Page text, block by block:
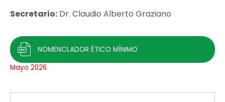
Secretario: Dr. Claudio Alberto Graziano
NOMENCLADOR ÉTICO MÍNIMO
Mayo 2026